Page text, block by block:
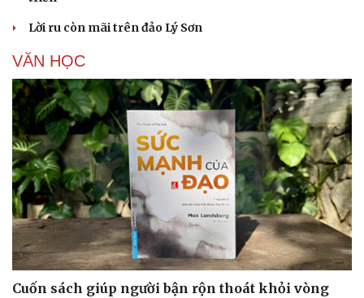
Cải chính
Lời ru còn mãi trên đảo Lý Sơn
VĂN HỌC
Cuốn sách giúp người bận rộn thoát khỏi vòng